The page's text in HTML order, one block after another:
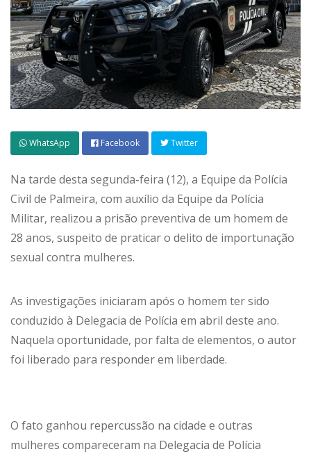
WhatsApp Facebook Twitter
Na tarde desta segunda-feira (12), a Equipe da Polícia
Civil de Palmeira, com auxílio da Equipe da Polícia
Militar, realizou a prisão preventiva de um homem de
28 anos, suspeito de praticar o delito de importunação
sexual contra mulheres.
As investigações iniciaram após o homem ter sido
conduzido à Delegacia de Polícia em abril deste ano.
Naquela oportunidade, por falta de elementos, o autor
foi liberado para responder em liberdade.
O fato ganhou repercussão na cidade e outras
mulheres compareceram na Delegacia de Polícia